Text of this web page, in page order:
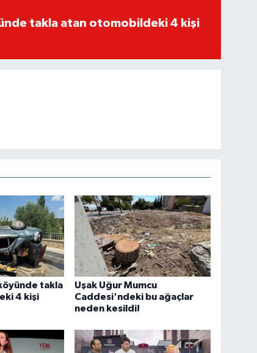
takla atan otomobildeki 4 kişi
takla
4 kişi
Uşak Uğur Mumcu
Caddesi'ndeki bu ağaçlar
neden kesildi!